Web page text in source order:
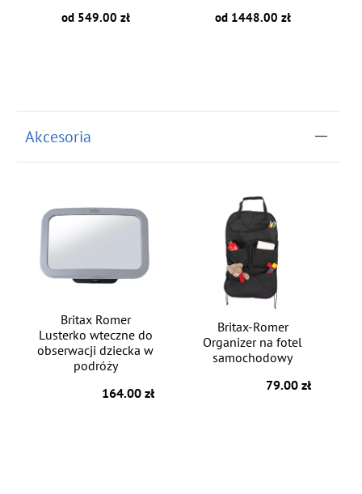
od 549.00 zł od 1448.00 zł
Akcesoria
Britax Romer
Lusterko wteczne do
obserwacji dziecka w
podróży
164.00 zł
Britax-Romer
Organizer na fotel
samochodowy
79.00 zł